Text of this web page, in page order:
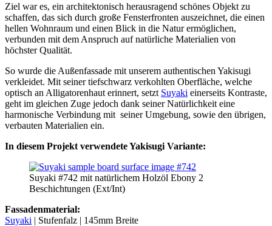
Ziel war es, ein architektonisch herausragend schönes Objekt zu
schaffen, das sich durch große Fensterfronten auszeichnet, die einen
hellen Wohnraum und einen Blick in die Natur ermöglichen,
verbunden mit dem Anspruch auf natürliche Materialien von
höchster Qualität.
So wurde die Außenfassade mit unserem authentischen Yakisugi
verkleidet. Mit seiner tiefschwarz verkohlten Oberfläche, welche
optisch an Alligatorenhaut erinnert, setzt Suyaki einerseits Kontraste,
geht im gleichen Zuge jedoch dank seiner Natürlichkeit eine
harmonische Verbindung mit seiner Umgebung, sowie den übrigen,
verbauten Materialien ein.
In diesem Projekt verwendete Yakisugi Variante:
Suyaki #742 mit natürlichem Holzöl Ebony 2
Beschichtungen (Ext/Int)
Fassadenmaterial:
Suyaki | Stufenfalz | 145mm Breite